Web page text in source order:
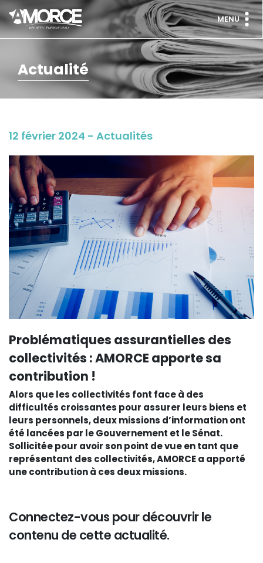
MENU
Actualité
12 février 2024 - Actualités
Problématiques assurantielles des
collectivités : AMORCE apporte sa
contribution !
Alors que les collectivités font face à des
difficultés croissantes pour assurer leurs biens et
leurs personnels, deux missions d’information ont
été lancées par le Gouvernement et le Sénat.
Sollicitée pour avoir son point de vue en tant que
représentant des collectivités, AMORCE a apporté
une contribution à ces deux missions.
Connectez-vous pour découvrir le
contenu de cette actualité.